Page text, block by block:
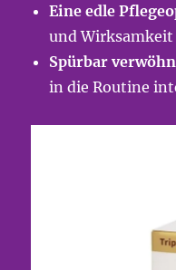
Eine edle
und Wirksamkeit
Spürbar
in die Routine